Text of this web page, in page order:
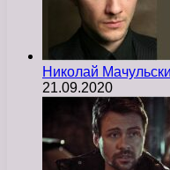
Николай
21.09.2020